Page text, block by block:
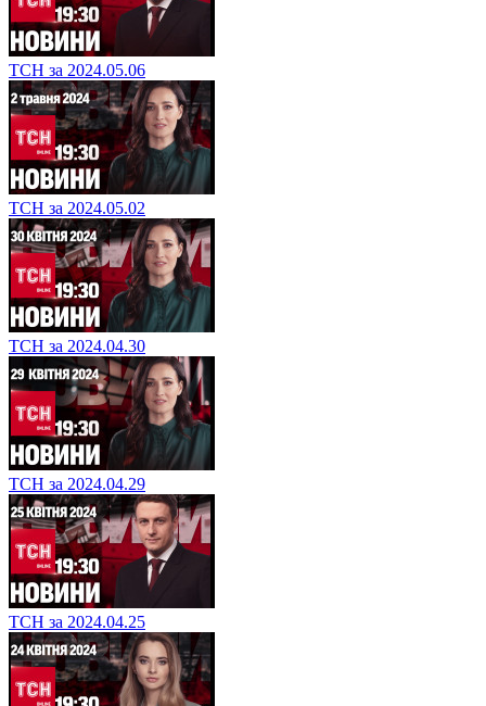
ТСН за 2024.05.06
ТСН за 2024.05.02
ТСН за 2024.04.30
ТСН за 2024.04.29
ТСН за 2024.04.25